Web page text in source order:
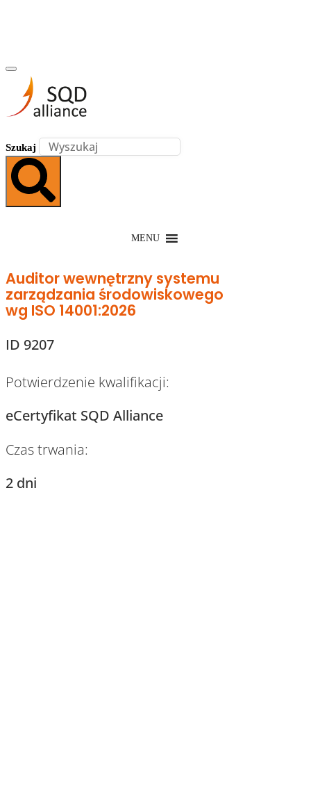
Szukaj
MENU
Auditor wewnętrzny systemu
zarządzania środowiskowego
wg ISO 14001:2026
ID 9207
Potwierdzenie kwalifikacji:
eCertyfikat SQD Alliance
Czas trwania:
2 dni